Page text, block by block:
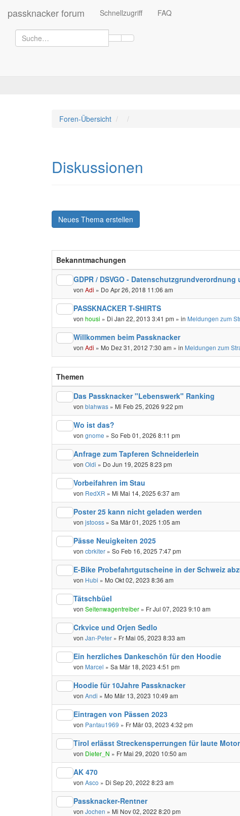
passknacker forum Schnellzugriff FAQ
Foren-Übersicht
Diskussionen
Neues Thema erstellen
Bekanntmachungen
GDPR / DSVGO -
von Adi » Do Apr 26, 2018 11:06 am
PASSKNACKER T-SHIRTS
von housi » Di Jan 22, 2013 3:41 pm » in Meldungen zum
Willkommen beim Passknacker
von Adi » Mo Dez 31, 2012 7:30 am » in Meldungen zum
Themen
Das Passknacker "Lebenswerk" Ranking
von blahwas » Mi Feb 25, 2026 9:22 pm
Wo ist das?
von gnome » So Feb 01, 2026 8:11 pm
Anfrage zum Tapferen Schneiderlein
von Oldi » Do Jun 19, 2025 8:23 pm
Vorbeifahren im Stau
von RedXR » Mi Mai 14, 2025 6:37 am
Poster 25 kann nicht geladen werden
von jstooss » Sa Mär 01, 2025 1:05 am
Pässe Neuigkeiten 2025
von cbrkiter » So Feb 16, 2025 7:47 pm
E-Bike Probefahrtgutscheine in der Schweiz
von Hubi » Mo Okt 02, 2023 8:36 am
Tätschbüel
von Seitenwagentreiber » Fr Jul 07, 2023 9:10 am
Crkvice und Orjen Sedlo
von Jan-Peter » Fr Mai 05, 2023 8:33 am
Ein herzliches Dankeschön für den Hoodie
von Marcel » Sa Mär 18, 2023 4:51 pm
Hoodie für 10Jahre Passknacker
von Andi » Mo Mär 13, 2023 10:49 am
Eintragen von Pässen 2023
von Pantau1969 » Fr Mär 03, 2023 4:32 pm
Tirol erlässt Streckensperrungen für laute
von Dieter_N » Fr Mai 29, 2020 10:50 am
AK 470
von Asco » Di Sep 20, 2022 8:23 am
Passknacker-Rentner
von Jochen » Mi Nov 02, 2022 8:20 pm